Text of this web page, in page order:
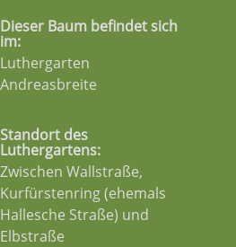
Dieser Baum befindet sich
im:
Luthergarten
Andreasbreite
Standort des
Luthergartens:
Zwischen Wallstraße,
Kurfürstenring (ehemals
Hallesche Straße) und
Elbstraße